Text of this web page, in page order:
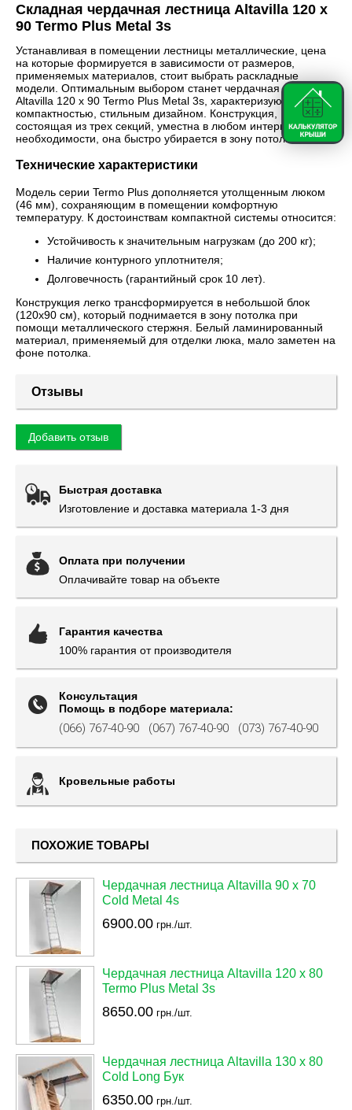
Складная чердачная лестница Altavilla 120 х
90 Termo Plus Metal 3s
Устанавливая в помещении лестницы металлические, цена
на которые формируется в зависимости от размеров,
применяемых материалов, стоит выбрать раскладные
модели. Оптимальным выбором станет чердачная лестница
Altavilla 120 х 90 Termo Plus Metal 3s, характеризующаяся
компактностью, стильным дизайном. Конструкция,
состоящая из трех секций, уместна в любом интерьере, при
необходимости, она быстро убирается в зону потолка.
Технические характеристики
Модель серии Termo Plus дополняется утолщенным люком
(46 мм), сохраняющим в помещении комфортную
температуру. К достоинствам компактной системы относится:
Устойчивость к значительным нагрузкам (до 200 кг);
Наличие контурного уплотнителя;
Долговечность (гарантийный срок 10 лет).
Конструкция легко трансформируется в небольшой блок
(120х90 см), который поднимается в зону потолка при
помощи металлического стержня. Белый ламинированный
материал, применяемый для отделки люка, мало заметен на
фоне потолка.
Отзывы
Добавить отзыв
Быстрая доставка
Изготовление и доставка материала 1-3 дня
Оплата при получении
Оплачивайте товар на объекте
Гарантия качества
100% гарантия от производителя
Консультация
Помощь в подборе материала:
(066) 767-40-90 (067) 767-40-90 (073) 767-40-90
Кровельные работы
ПОХОЖИЕ ТОВАРЫ
Чердачная лестница Altavilla 90 х 70
Cold Metal 4s
6900.00 грн./шт.
Чердачная лестница Altavilla 120 х 80
Termo Plus Metal 3s
8650.00 грн./шт.
Чердачная лестница Altavilla 130 х 80
Cold Long Бук
6350.00 грн./шт.